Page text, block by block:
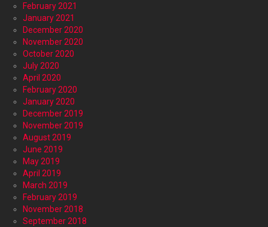
February 2021
January 2021
December 2020
November 2020
October 2020
July 2020
April 2020
February 2020
January 2020
December 2019
November 2019
August 2019
June 2019
May 2019
April 2019
March 2019
February 2019
November 2018
September 2018